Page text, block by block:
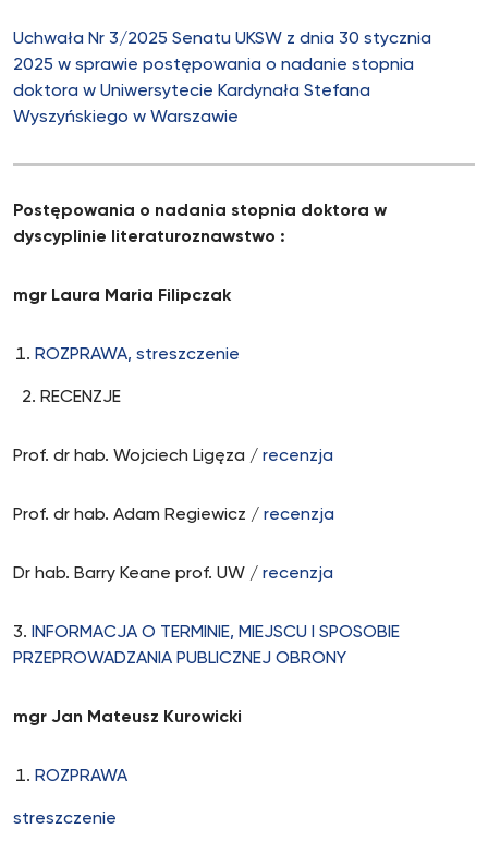
Uchwała Nr 3/2025 Senatu UKSW z dnia 30 stycznia
2025 w sprawie postępowania o nadanie stopnia
doktora w Uniwersytecie Kardynała Stefana
Wyszyńskiego w Warszawie
Postępowania o nadania stopnia doktora w
dyscyplinie literaturoznawstwo :
mgr Laura Maria Filipczak
ROZPRAWA, streszczenie
2. RECENZJE
Prof. dr hab. Wojciech Ligęza / recenzja
Prof. dr hab. Adam Regiewicz / recenzja
Dr hab. Barry Keane prof. UW / recenzja
3.
INFORMACJA O TERMINIE, MIEJSCU I SPOSOBIE
PRZEPROWADZANIA PUBLICZNEJ OBRONY
mgr Jan Mateusz Kurowicki
ROZPRAWA
streszczenie